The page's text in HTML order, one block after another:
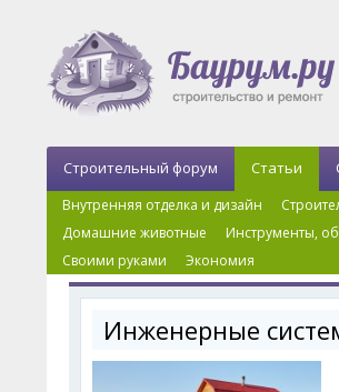
Строительный форум Статьи
Внутренняя отделка и дизайн
Домашние животные
Инструменты,
Своими руками
Экономия
Главная ›Инженерные системы
Инженерные